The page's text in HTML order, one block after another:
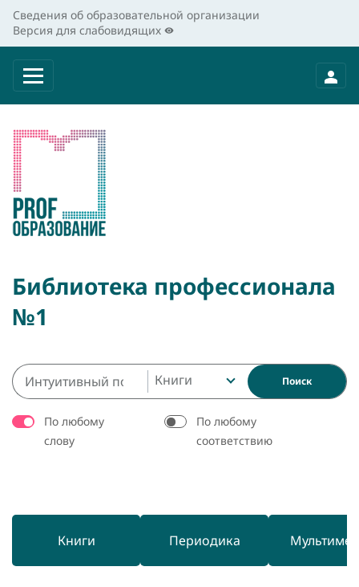
Сведения об образовательной организации
Версия для слабовидящих
Библиотека профессионала
№1
Книги Поиск
По любому
слову
По любому
соответствию
Книги Периодика